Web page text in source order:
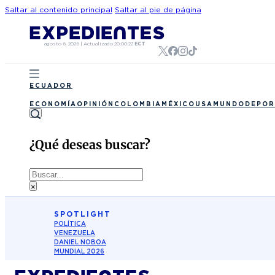
Saltar al contenido principal Saltar al pie de página
agosto 6, 2026 | Actualizado 20:00:22 ECT
ECUADOR
ECONOMÍA OPINIÓN COLOMBIA MÉXICO USA MUNDO
¿Qué deseas buscar?
Buscar
×
SPOTLIGHT
POLÍTICA
VENEZUELA
DANIEL NOBOA
MUNDIAL 2026